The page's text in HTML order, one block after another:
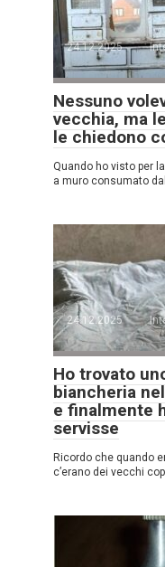
24.12.2025
Nessuno
vecchia, ma
le chiedono
Quando ho visto per
a muro consumato dal
24.12.2025
Ho trovato
biancheria
e finalmente
servisse
Ricordo che quando
c’erano dei vecchi